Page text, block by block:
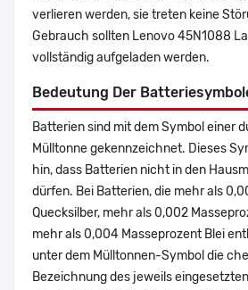
verlieren werden, sie treten keine
Gebrauch sollten Lenovo 45N1088
vollständig aufgeladen werden.
Bedeutung Der
Batterien sind mit dem Symbol einer
Mülltonne gekennzeichnet. Dieses
hin, dass Batterien nicht in den
dürfen. Bei Batterien, die mehr als
Quecksilber, mehr als 0,002
mehr als 0,004 Masseprozent Blei
unter dem Mülltonnen-Symbol die
Bezeichnung des jeweils